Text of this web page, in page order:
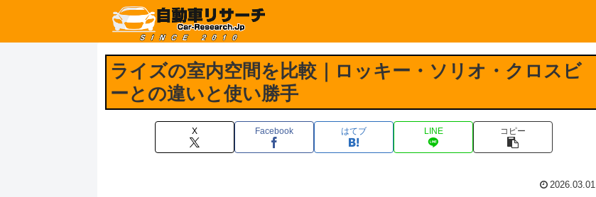
ライズの室内空間を比較｜ロッキー・ソリオ・クロスビ
ーとの違いと使い勝手
X Facebook はてブ LINE コピー
2026.03.01